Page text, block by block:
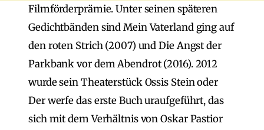
Filmförderprämie. Unter seinen späteren
Gedichtbänden sind Mein Vaterland ging auf
den roten Strich (2007) und Die Angst der
Parkbank vor dem Abendrot (2016). 2012
wurde sein Theaterstück Ossis Stein oder
Der werfe das erste Buch uraufgeführt, das
sich mit dem Verhältnis von Oskar Pastior